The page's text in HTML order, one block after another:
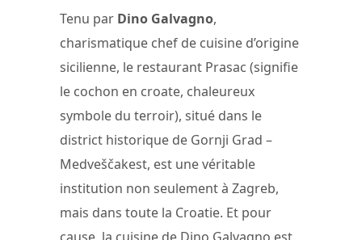
Tenu par Dino Galvagno,
charismatique chef de cuisine d’origine
sicilienne, le restaurant Prasac (signifie
le cochon en croate, chaleureux
symbole du terroir), situé dans le
district historique de Gornji Grad –
Medveščakest, est une véritable
institution non seulement à Zagreb,
mais dans toute la Croatie. Et pour